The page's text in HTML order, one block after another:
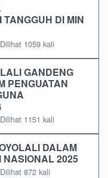
DI MIN
1059 kali
GANDENG
PENGUATAN
1151 kali
DALAM
2025
872 kali